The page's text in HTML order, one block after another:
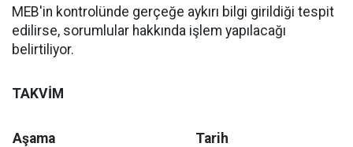
MEB'in kontrolünde gerçeğe aykırı bilgi girildiği tespit
edilirse, sorumlular hakkında işlem yapılacağı
belirtiliyor.
TAKVİM
Aşama
Tarih